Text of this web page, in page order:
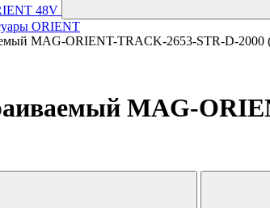
48V
ORIENT
MAG-ORIENT-TRACK-2653-STR-D-2000
MAG-